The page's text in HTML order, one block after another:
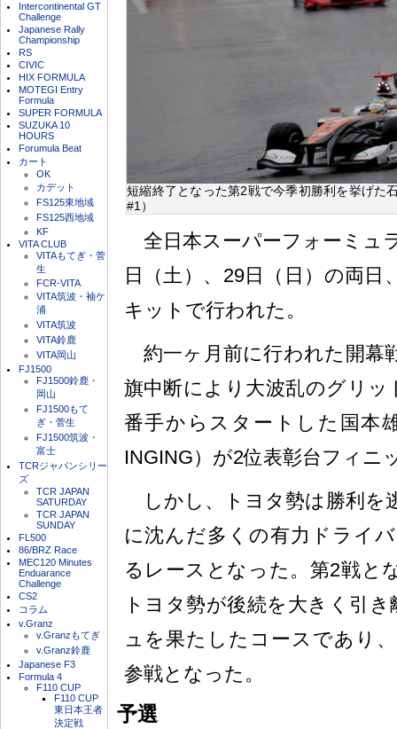
Intercontinental GT
Challenge
Japanese Rally
Championship
RS
CIVIC
HIX FORMULA
MOTEGI Entry
Formula
SUPER FORMULA
SUZUKA 10
HOURS
Forumula Beat
カート
OK
カデット
FS125東地域
FS125西地域
KF
VITA CLUB
VITAもてぎ・菅
生
FCR-VITA
VITA筑波・袖ケ
浦
VITA筑波
VITA鈴鹿
VITA岡山
FJ1500
FJ1500鈴鹿・
岡山
FJ1500もて
ぎ・菅生
FJ1500筑波・
富士
TCRジャパンシリー
ズ
TCR JAPAN
SATURDAY
TCR JAPAN
SUNDAY
FL500
86/BRZ Race
MEC120 Minutes
Enduarance
Challenge
CS2
コラム
v.Granz
v.Granzもてぎ
v.Granz鈴鹿
Japanese F3
Formula 4
F110 CUP
F110 CUP
東日本王者
決定戦
短縮終了となった第2戦で今季初勝利を挙げた
#1）
全日本スーパーフォーミュ
日（土）、29日（日）の両日
キットで行われた。
約一ヶ月前に行われた開幕
旗中断により大波乱のグリ
番手からスタートした国本
INGING）が2位表彰台フィニ
しかし、トヨタ勢は勝利を
に沈んだ多くの有力ドライ
るレースとなった。第2戦と
トヨタ勢が後続を大きく引
ュを果たしたコースであり
参戦となった。
予選